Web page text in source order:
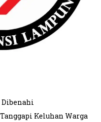
Keluhan Warga